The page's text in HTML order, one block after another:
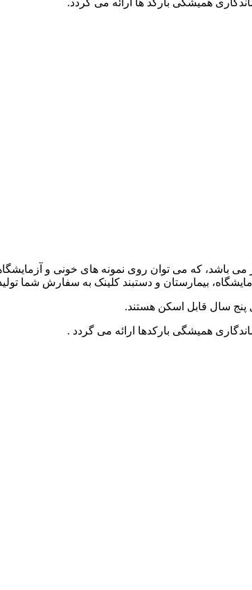
روی آن دارای 22 لیبل، با کد یکسان در هر دستبند بیمار می باشد، که می توان روی نمونه
بیمارستان و دستبند کلینک به سفارش شما
پنج سال قابل اسکن هستند.
همیشگی بارکدها ارائه می گردد .